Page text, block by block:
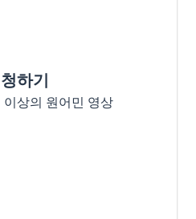
하기
이상의 원어민 영상